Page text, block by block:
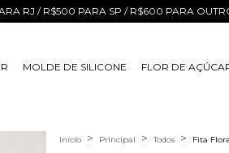
RJ / R$500 PARA SP / R$600 PARA
MOLDE DE SILICONE FLOR DE
Início > Principal > Todos > Fita